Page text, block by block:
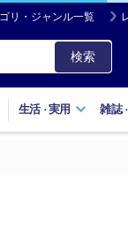
リ・ジャンル一覧
検索
生活・実用 雑誌・